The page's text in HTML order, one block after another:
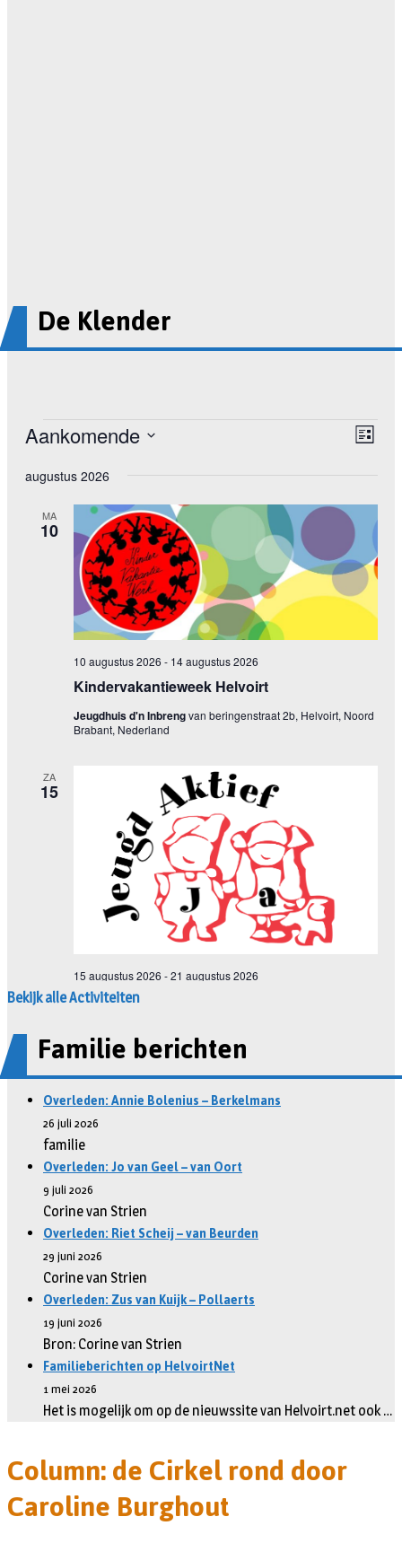
De Klender
Bekijk alle Activiteiten
Familie berichten
Overleden: Annie Bolenius – Berkelmans
26 juli 2026
familie
Overleden: Jo van Geel – van Oort
9 juli 2026
Corine van Strien
Overleden: Riet Scheij – van Beurden
29 juni 2026
Corine van Strien
Overleden: Zus van Kuijk – Pollaerts
19 juni 2026
Bron: Corine van Strien
Familieberichten op HelvoirtNet
1 mei 2026
Het is mogelijk om op de nieuwssite van Helvoirt.net ook …
Column: de Cirkel rond door
Caroline Burghout